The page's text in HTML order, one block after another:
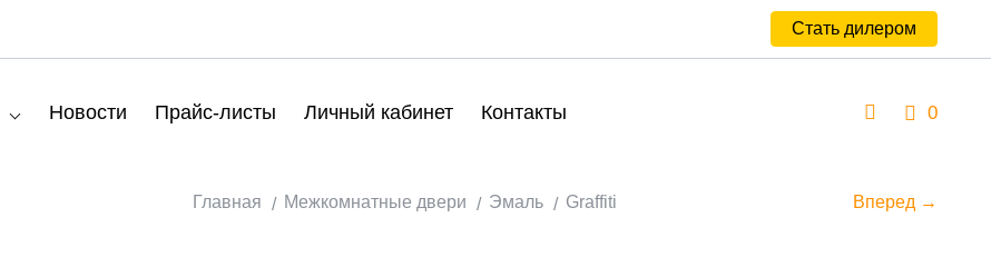
Стать дилером
Новости Прайс-листы Личный кабинет Контакты 0
Главная Межкомнатные двери Эмаль Graffiti Вперед →